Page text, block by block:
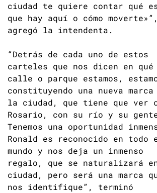
ciudad te quiere contar qué
que hay aquí o cómo moverte»”,
agregó la intendenta.
“Detrás de cada uno de estos
carteles que nos dicen en qué
calle o parque estamos,
constituyendo una nueva marca
la ciudad, que tiene que ver
Rosario, con su río y su
Tenemos una oportunidad
Ronald es reconocido en todo
mundo y nos deja un inmenso
regalo, que se naturalizará
ciudad, pero será una marca
nos identifique”, terminó